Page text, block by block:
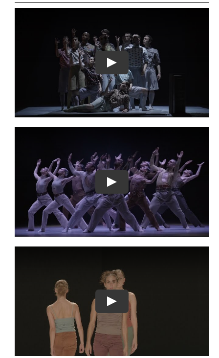
Play
Play
Play